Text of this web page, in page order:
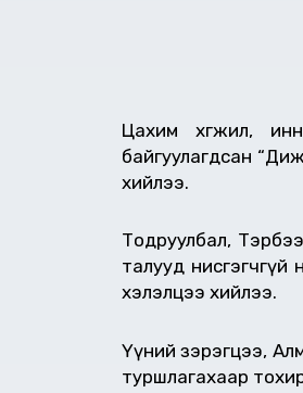
Цахим хөгжил,
байгуулагдсан
хийлээ.
Тодруулбал,
талууд нисгэгчгүй
хэлэлцээ хийлээ.
Үүний зэрэгцээ,
туршлагахаар